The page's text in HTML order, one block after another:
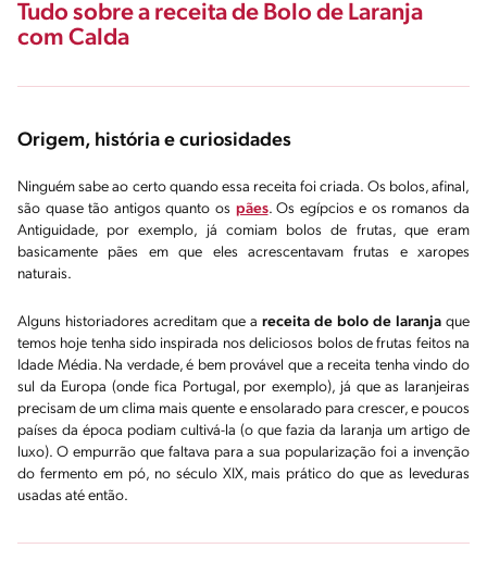
Tudo sobre a receita de Bolo de Laranja
com Calda
Origem, história e curiosidades
Ninguém sabe ao certo quando essa receita foi criada. Os bolos, afinal,
são quase tão antigos quanto os pães. Os egípcios e os romanos da
Antiguidade, por exemplo, já comiam bolos de frutas, que eram
basicamente pães em que eles acrescentavam frutas e xaropes
naturais.
Alguns historiadores acreditam que a receita de bolo de laranja que
temos hoje tenha sido inspirada nos deliciosos bolos de frutas feitos na
Idade Média. Na verdade, é bem provável que a receita tenha vindo do
sul da Europa (onde fica Portugal, por exemplo), já que as laranjeiras
precisam de um clima mais quente e ensolarado para crescer, e poucos
países da época podiam cultivá-la (o que fazia da laranja um artigo de
luxo). O empurrão que faltava para a sua popularização foi a invenção
do fermento em pó, no século XIX, mais prático do que as leveduras
usadas até então.